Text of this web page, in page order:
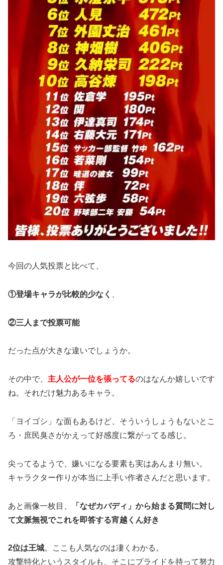
今回の人気投票と比べて、
①登場キャラが比較的少なく
②三人まで投票可能
だった点が大きな違いでしょうか。
その中で、 主人公が一位を張ってるのはなんか嬉しいです
ね。それだけ魅力あるキャラ。
「ヨイゴシ」な面もあるけど、そういうしょうもないとこ
ろ・庶民臭さがかえって好感度に繋がってる感じ。
尖ってるようで、嫌いになる要素も実はあんまり無い。
キャラクター作りが本当に上手い作者さんだと思います。
あと画像一枚目、
「なぜカバディ」から始まる質問に対し
て文脈無視でこれを即答する宵越くん好き
2位は王城。ここも人気なのは凄くわかる。
攻撃特化というスタイルも、そこにプライドを持って努力